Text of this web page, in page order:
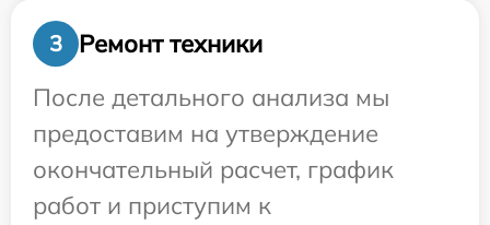
3
Ремонт техники
После детального анализа мы
предоставим на утверждение
окончательный расчет, график
работ и приступим к